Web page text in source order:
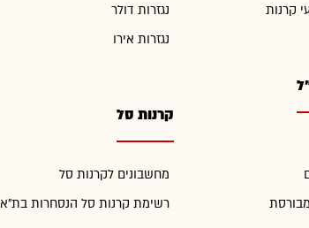
קרנות
נגזרות דולר
נגזרות אירו
קרנות סל
מחשבונים לקרנות סל
רשימת קרנות סל הנסחרות בת"א